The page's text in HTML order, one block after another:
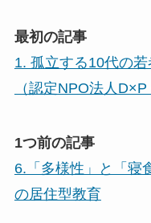
最初の記事
1. 孤立する10代の
（認定NPO法人D×P
1つ前の記事
6.「多様性」と「寝
の居住型教育